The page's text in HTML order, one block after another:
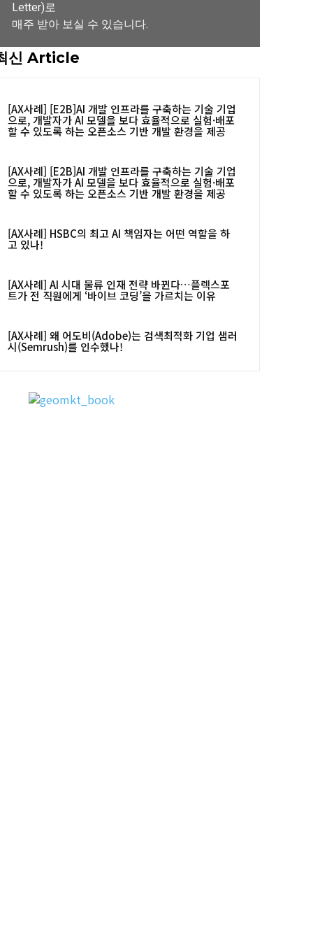
Letter)로
매주 받아 보실 수 있습니다.
신 Article
[AX사례] [E2B]AI 개발 인프라를 구축하는 기술 기업
으로, 개발자가 AI 모델을 보다 효율적으로 실험·배포
할 수 있도록 하는 오픈소스 기반 개발 환경을 제공
[AX사례] [E2B]AI 개발 인프라를 구축하는 기술 기업
으로, 개발자가 AI 모델을 보다 효율적으로 실험·배포
할 수 있도록 하는 오픈소스 기반 개발 환경을 제공
[AX사례] HSBC의 최고 AI 책임자는 어떤 역할을 하
고 있나!
[AX사례] AI 시대 물류 인재 전략 바뀐다…플렉스포
트가 전 직원에게 ‘바이브 코딩’을 가르치는 이유
[AX사례] 왜 어도비(Adobe)는 검색최적화 기업 샘러
시(Semrush)를 인수했나!